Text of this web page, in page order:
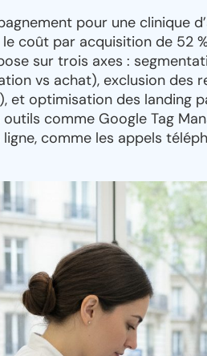
pour une clinique
coût par acquisition de 52
sur trois axes :
vs achat), exclusion des
et optimisation des landing
comme Google Tag
comme les appels